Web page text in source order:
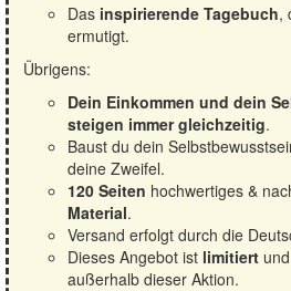
Das inspirierende Tagebuch,
ermutigt.
Übrigens:
Dein Einkommen und dein
steigen immer gleichzeitig.
Baust du dein
deine Zweifel.
120 Seiten hochwertiges &
Material.
Versand erfolgt durch die
Dieses Angebot ist limitiert
außerhalb dieser Aktion.